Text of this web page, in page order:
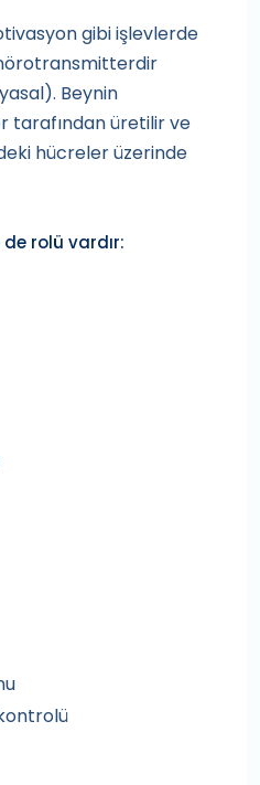
gibi işlevlerde
Beynin
tarafından üretilir ve
hücreler üzerinde
rolü vardır: